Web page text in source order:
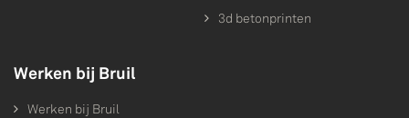
3d betonprinten
Werken bij Bruil
Werken bij Bruil